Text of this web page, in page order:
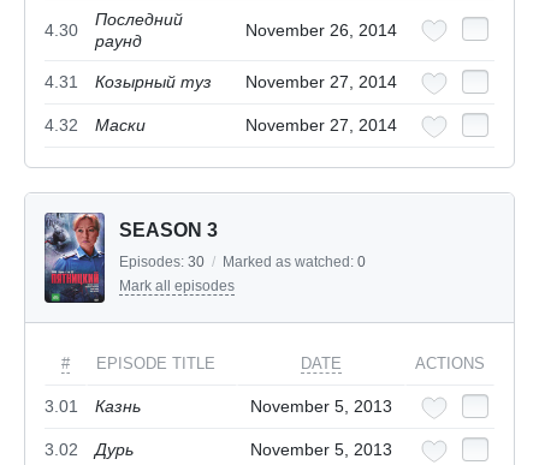
4.30
Последний
раунд
November 26, 2014
4.31 Козырный туз November 27, 2014
4.32 Маски November 27, 2014
SEASON 3
Episodes: 30 / Marked as watched: 0
Mark all episodes
# EPISODE TITLE DATE ACTIONS
3.01 Казнь November 5, 2013
3.02 Дурь November 5, 2013